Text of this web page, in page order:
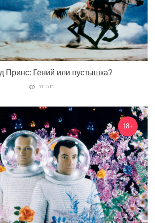
Принс: Гений или пустышка?
11 511
18+